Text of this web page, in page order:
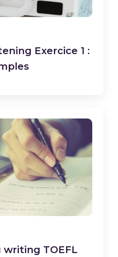
Exercice 1 :
writing TOEFL